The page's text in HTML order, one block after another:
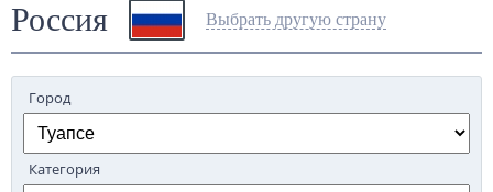
Россия Выбрать другую страну
Город
Категория